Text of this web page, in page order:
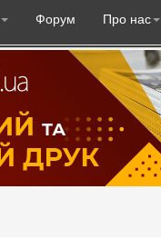
Форум Про нас